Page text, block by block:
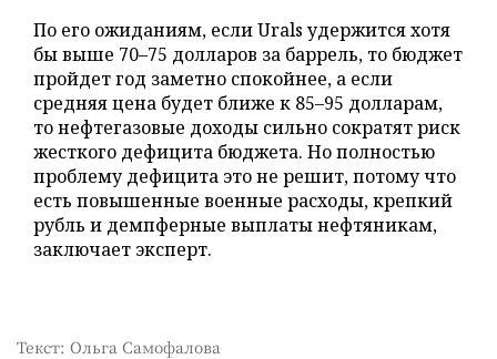
По его ожиданиям, если Urals удержится хотя
бы выше 70–75 долларов за баррель, то бюджет
пройдет год заметно спокойнее, а если
средняя цена будет ближе к 85–95 долларам,
то нефтегазовые доходы сильно сократят риск
жесткого дефицита бюджета. Но полностью
проблему дефицита это не решит, потому что
есть повышенные военные расходы, крепкий
рубль и демпферные выплаты нефтяникам,
заключает эксперт.
Текст: Ольга Самофалова